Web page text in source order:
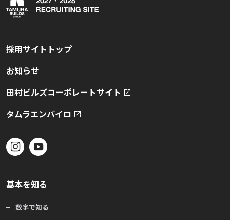
採用サイトトップ
お知らせ
田村ビルズコーポレートサイト
タムラエンバイロ
基本を知る
数字で知る